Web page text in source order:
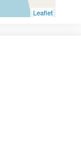
Leaflet